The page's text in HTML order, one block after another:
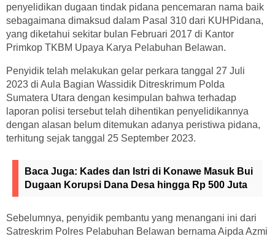
penyelidikan dugaan tindak pidana pencemaran nama baik
sebagaimana dimaksud dalam Pasal 310 dari KUHPidana,
yang diketahui sekitar bulan Februari 2017 di Kantor
Primkop TKBM Upaya Karya Pelabuhan Belawan.
Penyidik telah melakukan gelar perkara tanggal 27 Juli
2023 di Aula Bagian Wassidik Ditreskrimum Polda
Sumatera Utara dengan kesimpulan bahwa terhadap
laporan polisi tersebut telah dihentikan penyelidikannya
dengan alasan belum ditemukan adanya peristiwa pidana,
terhitung sejak tanggal 25 September 2023.
Baca Juga: Kades dan Istri di Konawe Masuk Bui
Dugaan Korupsi Dana Desa hingga Rp 500 Juta
Sebelumnya, penyidik pembantu yang menangani ini dari
Satreskrim Polres Pelabuhan Belawan bernama Aipda Azmi